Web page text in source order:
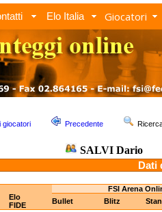
Elo Italia Giocatori
giocatori Precedente
SALVI Dario
Dati
FSI Arena
Elo
FIDE
Bullet Blitz